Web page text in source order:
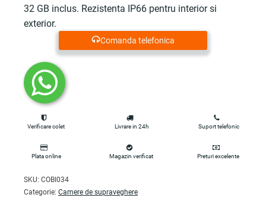
32 GB inclus. Rezistenta IP66 pentru interior si
exterior.
Comanda telefonica
Verificare colet Livrare in 24h Suport telefonic
Plata online Magazin verificat Preturi excelente
SKU: COBI034
Categorie: Camere de supraveghere